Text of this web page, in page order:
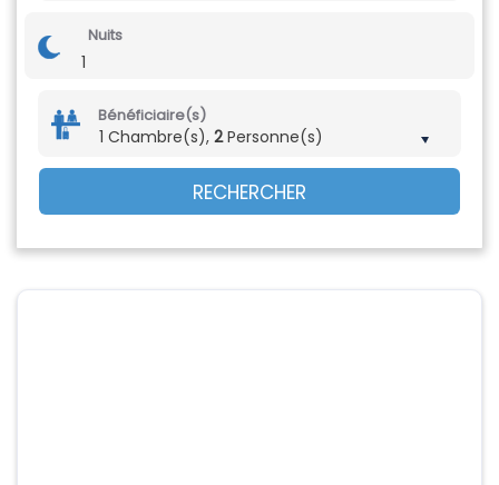
Nuits
1
Bénéficiaire(s)
1 Chambre(s), 2Personne(s)
RECHERCHER